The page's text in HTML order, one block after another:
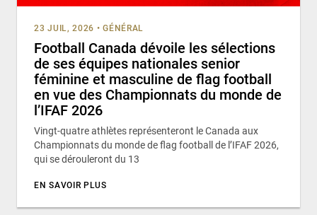
23 JUIL, 2026 • GÉNÉRAL
Football Canada dévoile les sélections
de ses équipes nationales senior
féminine et masculine de flag football
en vue des Championnats du monde de
l’IFAF 2026
Vingt-quatre athlètes représenteront le Canada aux
Championnats du monde de flag football de l’IFAF 2026,
qui se dérouleront du 13
EN SAVOIR PLUS